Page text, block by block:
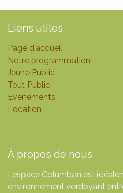
Liens utiles
Page d'accueil
Notre programmation
Jeune Public
Tout Public
Evènements
Location
À propos de nous
L’espace Columban est
environnement verdoyant